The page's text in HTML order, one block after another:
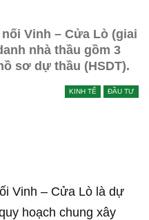
Vinh – Cửa Lò (giai
nhà thầu gồm 3
sơ dự thầu (HSDT).
KINH TẾ ĐẦU TƯ
Vinh – Cửa Lò là dự
hoạch chung xây